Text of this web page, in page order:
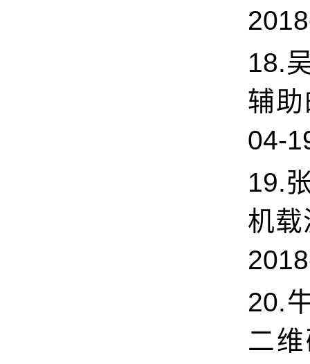
18.
辅
04-
19.
机
20.
二